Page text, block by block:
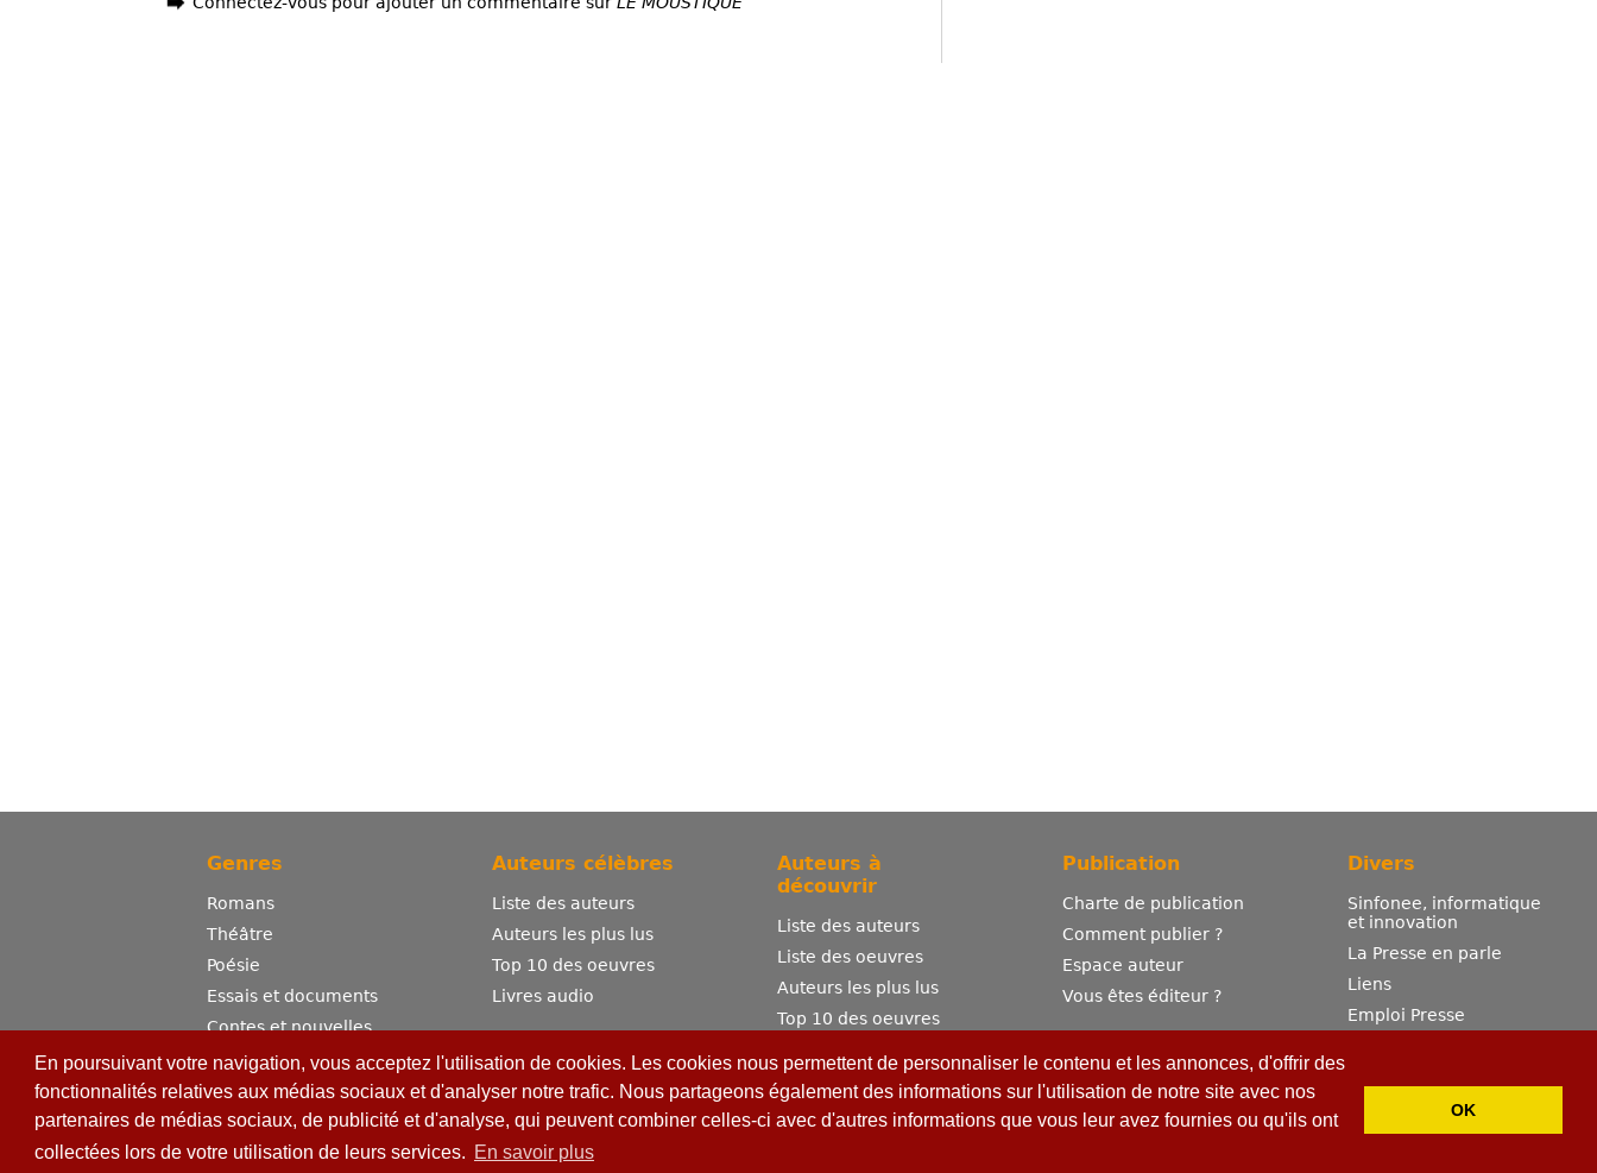
En poursuivant votre navigation, vous acceptez l'utilisation de cookies. Les cookies nous permettent de personnaliser le contenu et les annonces, d'offrir des
fonctionnalités relatives aux médias sociaux et d'analyser notre trafic. Nous partageons également des informations sur l'utilisation de notre site avec nos
partenaires de médias sociaux, de publicité et d'analyse, qui peuvent combiner celles-ci avec d'autres informations que vous leur avez fournies ou qu'ils ont
collectées lors de votre utilisation de leurs services. En savoir plus
OK
Genres
Romans
Théâtre
Poésie
Essais et documents
Contes et nouvelles
Dictionnaire
Sciences
Bandes dessinées
Erotisme
Auteurs célèbres
Liste des auteurs
Auteurs les plus lus
Top 10 des oeuvres
Livres audio
Auteurs à
découvrir
Liste des auteurs
Liste des oeuvres
Auteurs les plus lus
Top 10 des oeuvres
Publication
Charte de publication
Comment publier ?
Espace auteur
Vous êtes éditeur ?
Divers
Sinfonee, informatique
et innovation
La Presse en parle
Liens
Emploi Presse